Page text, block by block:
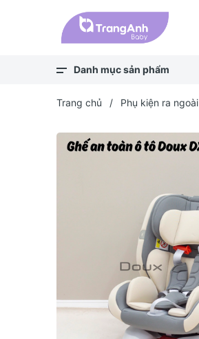
Danh mục sản phẩm
Trang chủ / Phụ kiện ra ngoài